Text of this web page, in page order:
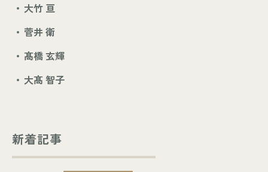
大竹 亘
菅井 衛
髙橋 玄輝
大髙 智子
新着記事